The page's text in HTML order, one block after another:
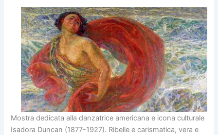
Mostra dedicata alla danzatrice americana e icona culturale
Isadora Duncan (1877-1927). Ribelle e carismatica, vera e